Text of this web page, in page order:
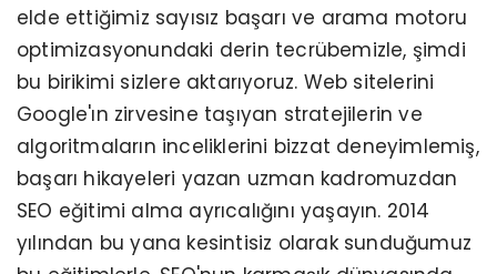
elde ettiğimiz sayısız başarı ve arama motoru
optimizasyonundaki derin tecrübemizle, şimdi
bu birikimi sizlere aktarıyoruz. Web sitelerini
Google'ın zirvesine taşıyan stratejilerin ve
algoritmaların inceliklerini bizzat deneyimlemiş,
başarı hikayeleri yazan uzman kadromuzdan
SEO eğitimi alma ayrıcalığını yaşayın. 2014
yılından bu yana kesintisiz olarak sunduğumuz